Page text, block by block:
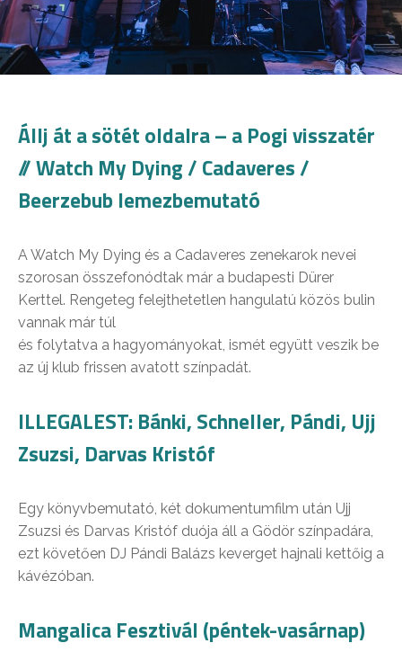
Állj át a sötét oldalra – a Pogi visszatér
// Watch My Dying / Cadaveres /
Beerzebub lemezbemutató
A Watch My Dying és a Cadaveres zenekarok nevei
szorosan összefonódtak már a budapesti Dürer
Kerttel. Rengeteg felejthetetlen hangulatú közös bulin
vannak már túl
és folytatva a hagyományokat, ismét együtt veszik be
az új klub frissen avatott színpadát.
ILLEGALEST: Bánki, Schneller, Pándi, Ujj
Zsuzsi, Darvas Kristóf
Egy könyvbemutató, két dokumentumfilm után Ujj
Zsuzsi és Darvas Kristóf duója áll a Gödör színpadára,
ezt követően DJ Pándi Balázs keverget hajnali kettőig a
kávézóban.
Mangalica Fesztivál (péntek-vasárnap)